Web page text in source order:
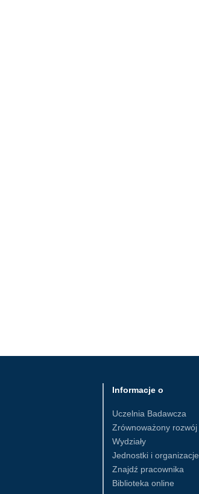
Informacje o
Uczelnia Badawcza
Zrównoważony rozwój
Wydziały
Jednostki i organizacje
Znajdź pracownika
Biblioteka online